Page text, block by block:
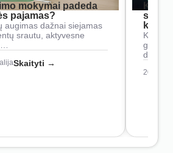
mokymai padeda
pajamas?
augimas dažnai siejamas
srautu, aktyvesne
Skaityti →
Kaip
2026-